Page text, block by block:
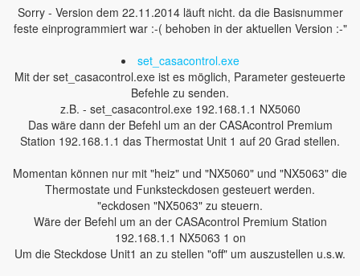
Sorry - Version dem 22.11.2014 läuft nicht. da die Basisnummer
feste einprogrammiert war :-( behoben in der aktuellen Version :-"
set_casacontrol.exe
Mit der set_casacontrol.exe ist es möglich, Parameter gesteuerte
Befehle zu senden.
z.B. - set_casacontrol.exe 192.168.1.1 NX5060
Das wäre dann der Befehl um an der CASAcontrol Premium
Station 192.168.1.1 das Thermostat Unit 1 auf 20 Grad stellen.
Momentan können nur mit "heiz" und "NX5060" und "NX5063" die
Thermostate und Funksteckdosen gesteuert werden.
"eckdosen "NX5063" zu steuern.
Wäre der Befehl um an der CASAcontrol Premium Station
192.168.1.1 NX5063 1 on
Um die Steckdose Unit1 an zu stellen "off" um auszustellen u.s.w.